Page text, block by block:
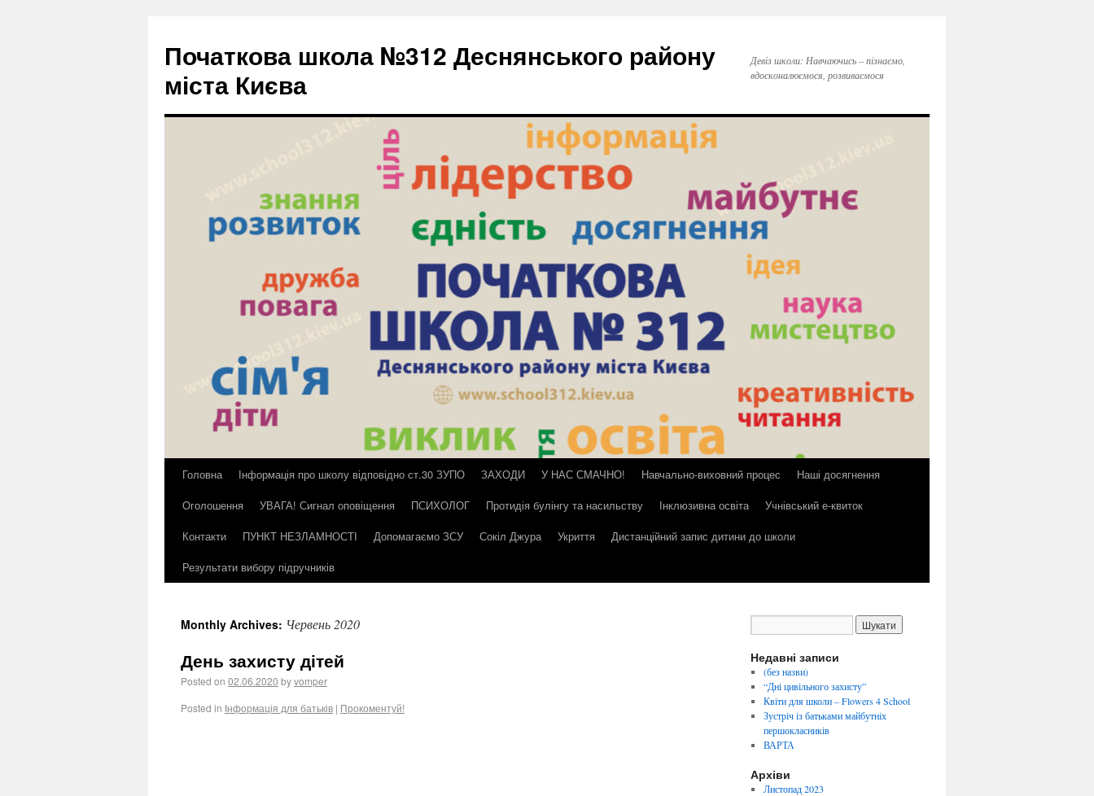
Початкова школа №312 Деснянського району
міста Києва
Девіз школи: Навчаючись – пізнаємо,
вдосконалюємося, розвиваємося
Головна Інформація про школу відповідно ст.30 ЗУПО ЗАХОДИ У НАС СМАЧНО! Навчально-виховний процес
Наші досягнення
Оголошення
УВАГА! Сигнал оповіщення ПСИХОЛОГ Протидія булінгу та насильству Інклюзивна освіта
Учнівський е-квиток
Контакти
ПУНКТ НЕЗЛАМНОСТІ Допомагаємо ЗСУ Сокіл Джура Укриття
Дистанційний запис дитини до школи
Результати вибору підручників
Monthly Archives: Червень 2020
День захисту дітей
Posted on 02.06.2020 byvomper
Posted in Інформація для батьків | Прокоментуй!
Недавні записи
(без назви)
“Дні цивільного захисту”
Квіти для школи – Flowers 4 School
Зустріч із батьками майбутніх
першокласників
ВАРТА
Архіви
Листопад 2023